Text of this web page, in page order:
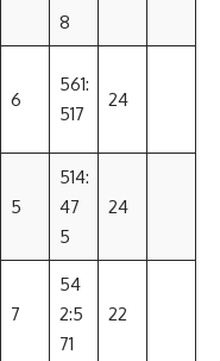
8
6
561:
517
24
5
514:
47
5
24
7
54
2:5
71
22